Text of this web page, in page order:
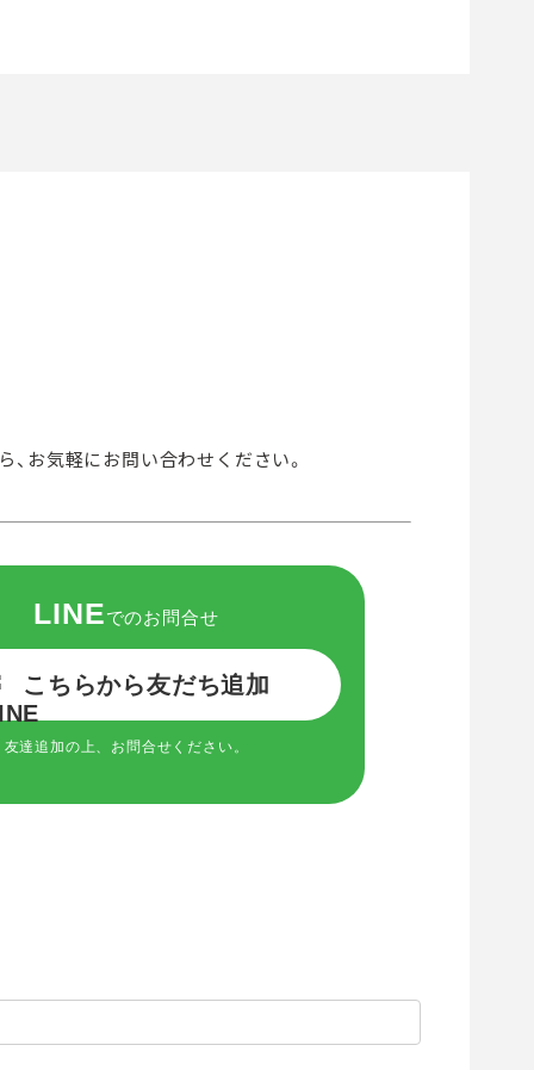
お気軽にお問い合わせください。
LINEでのお問合せ
こちらから友だち追加
友達追加の上、お問合せください。